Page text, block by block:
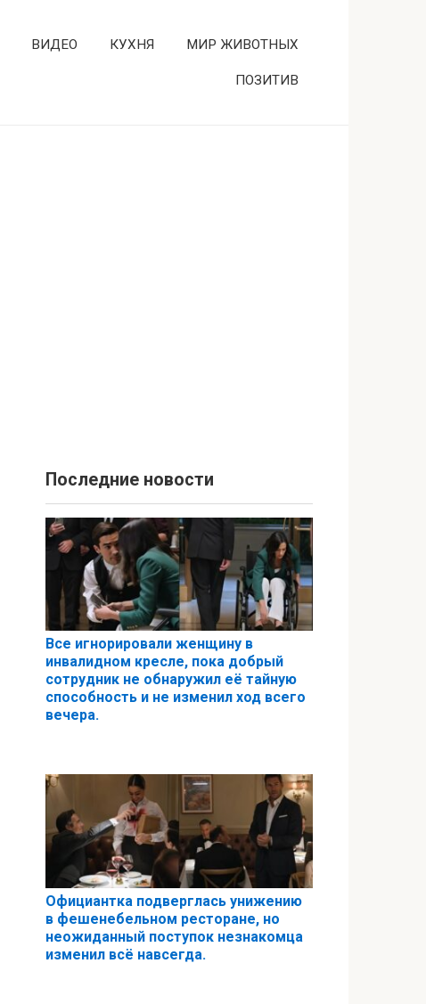
ВИДЕО КУХНЯ МИР ЖИВОТНЫХ
ПОЗИТИВ
Последние новости
Все игнорировали женщину в
инвалидном кресле, пока добрый
сотрудник не обнаружил её тайную
способность и не изменил ход всего
вечера.
Официантка подверглась унижению
в фешенебельном ресторане, но
неожиданный поступок незнакомца
изменил всё навсегда.